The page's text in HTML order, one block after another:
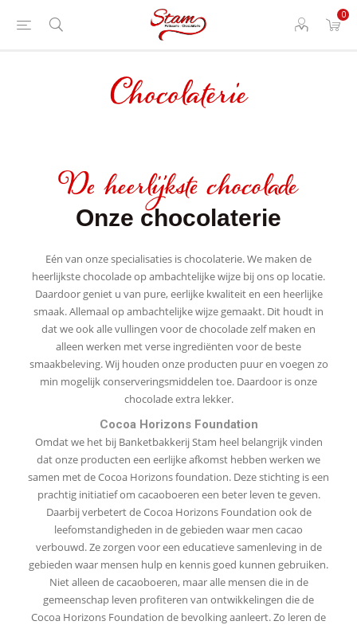
0
Chocolaterie
De heerlijkste chocolade
Onze chocolaterie
Eén van onze specialisaties is chocolaterie. We maken de
heerlijkste chocolade op ambachtelijke wijze bij ons op locatie.
Daardoor geniet u van pure, eerlijke kwaliteit en een heerlijke
smaak. Allemaal op ambachtelijke wijze gemaakt. Dit houdt in
dat we ook alle vullingen voor de chocolade zelf maken en
alleen werken met verse ingrediënten voor de beste
smaakbeleving. Wij houden onze producten puur en voegen zo
min mogelijk conserveringsmiddelen toe. Daardoor is onze
chocolade extra lekker.
Cocoa Horizons Foundation
Omdat we het bij Banketbakkerij Stam heel belangrijk vinden
dat onze producten een eerlijke afkomst hebben werken we
samen met de Cocoa Horizons foundation. Deze stichting is een
prachtig initiatief om cacaoboeren een beter leven te geven.
Daarbij verbetert de Cocoa Horizons Foundation ook de
leefomstandigheden in de gebieden waar men cacao
verbouwd. Ze zorgen voor een educatieve samenleving in de
gebieden waar mensen hulp en kennis goed kunnen gebruiken.
Niet alleen de cacaoboeren, maar alle mensen die in de
gemeenschap leven profiteren van ontwikkelingen die de
Cocoa Horizons Foundation de bevolking aanleert. Zo leren de